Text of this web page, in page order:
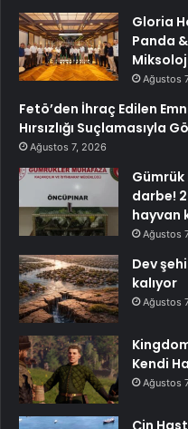
Gloria
Panda
Ağustos
Fetö’den İhraç Edilen
Hırsızlığı Suçlamasıyla
Ağustos 7, 2026
Gümrük
darbe!
hayvan
Ağustos
Dev
kalıyor
Ağustos
Kendi
Ağustos